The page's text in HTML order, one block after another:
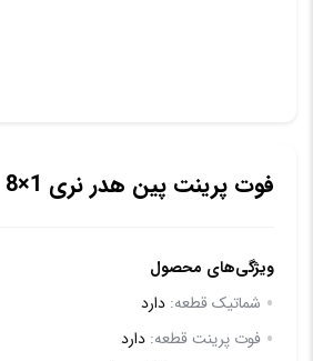
فوت پرینت پین هدر نری 1×8
ویژگی‌های محصول
شماتیک قطعه: دارد
فوت پرینت قطعه: دارد